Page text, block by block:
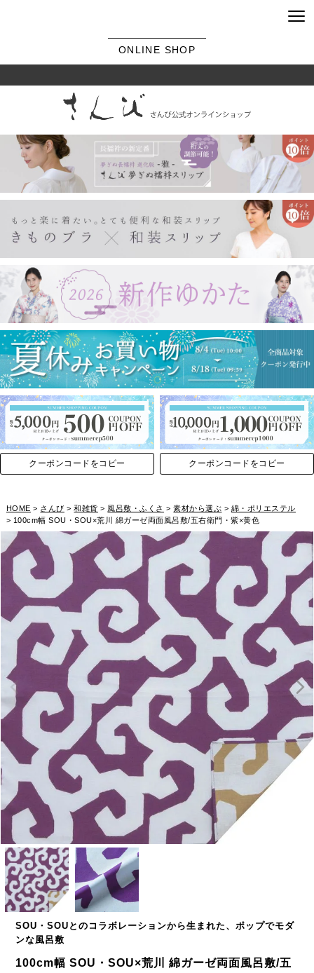
ONLINE SHOP
クーポンコードをコピー クーポンコードをコピー
HOME さんび 和雑貨 風呂敷・ふくさ 素材から選ぶ
綿・ポリエステル
100cm幅 SOU・SOU×荒川 綿ガーゼ両面風呂敷/五右衛門・紫×黄色
SOU・SOUとのコラボレーションから生まれた、ポップでモダ
ンな風呂敷
100cm幅 SOU・SOU×荒川 綿ガーゼ両面風呂敷/五